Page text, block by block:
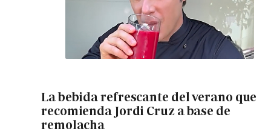
La bebida refrescante del verano que
recomienda Jordi Cruz a base de
remolacha